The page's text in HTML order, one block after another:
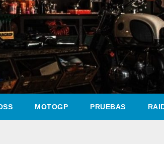
MOTOGP PRUEBAS